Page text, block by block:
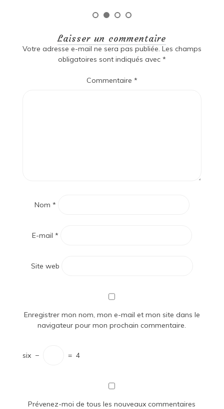
Laisser un commentaire
Votre adresse e-mail ne sera pas publiée. Les champs
obligatoires sont indiqués avec *
Commentaire *
Nom *
E-mail *
Site web
Enregistrer mon nom, mon e-mail et mon site dans le
navigateur pour mon prochain commentaire.
six − = 4
Prévenez-moi de tous les nouveaux commentaires